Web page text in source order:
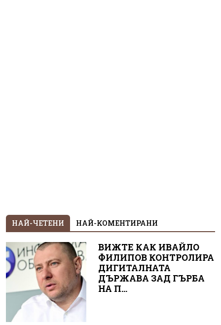
НАЙ-ЧЕТЕНИ НАЙ-КОМЕНТИРАНИ
ВИЖТЕ КАК ИВАЙЛО
ФИЛИПОВ КОНТРОЛИРА
ДИГИТАЛНАТА
ДЪРЖАВА ЗАД ГЪРБА
НА П...